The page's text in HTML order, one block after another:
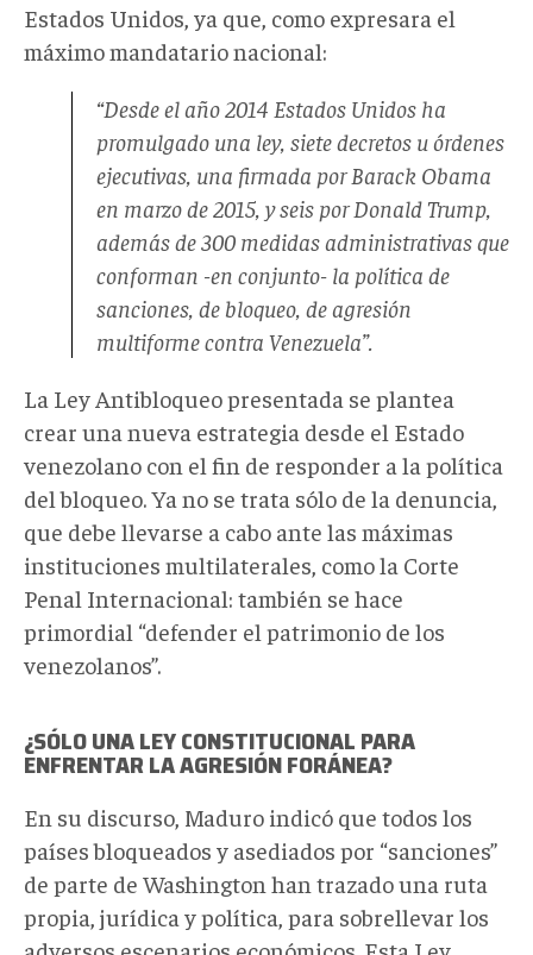
Estados Unidos, ya que, como expresara el
máximo mandatario nacional:
“Desde el año 2014 Estados Unidos ha
promulgado una ley, siete decretos u órdenes
ejecutivas, una firmada por Barack Obama
en marzo de 2015, y seis por Donald Trump,
además de 300 medidas administrativas que
conforman -en conjunto- la política de
sanciones, de bloqueo, de agresión
multiforme contra Venezuela”.
La Ley Antibloqueo presentada se plantea
crear una nueva estrategia desde el Estado
venezolano con el fin de responder a la política
del bloqueo. Ya no se trata sólo de la denuncia,
que debe llevarse a cabo ante las máximas
instituciones multilaterales, como la Corte
Penal Internacional: también se hace
primordial “defender el patrimonio de los
venezolanos”.
¿SÓLO UNA LEY CONSTITUCIONAL PARA
ENFRENTAR LA AGRESIÓN FORÁNEA?
En su discurso, Maduro indicó que todos los
países bloqueados y asediados por “sanciones”
de parte de Washington han trazado una ruta
propia, jurídica y política, para sobrellevar los